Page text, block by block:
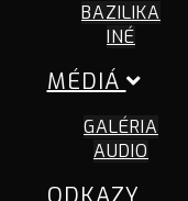
BAZILIKA
INÉ
MÉDIÁ
GALÉRIA
AUDIO